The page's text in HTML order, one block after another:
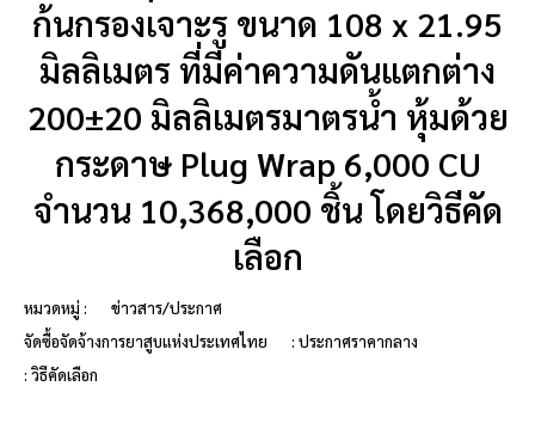
ก้นกรองเจาะรู ขนาด 108 x 21.95
มิลลิเมตร ที่มีค่าความดันแตกต่าง
200±20 มิลลิเมตรมาตรน้ำ หุ้มด้วย
กระดาษ Plug Wrap 6,000 CU
จำนวน 10,368,000 ชิ้น โดยวิธีคัด
เลือก
หมวดหมู่ :
ข่าวสาร/ประกาศ
จัดซื้อจัดจ้างการยาสูบแห่งประเทศไทย
: ประกาศราคากลาง
: วิธีคัดเลือก